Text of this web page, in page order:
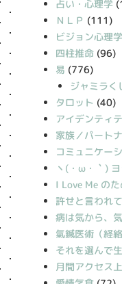
占い・心理学
ＮＬＰ (111)
ビジョン心理学
四柱推命 (96)
易 (776)
ジャミラく
タロット (40)
アイデンティ
家族／パート
コミュニケー
丶(・ω・｀)
I Love Me のた
許せと言われ
病は気から、
氣鍼医術（経絡
それを選んで
月間アクセス